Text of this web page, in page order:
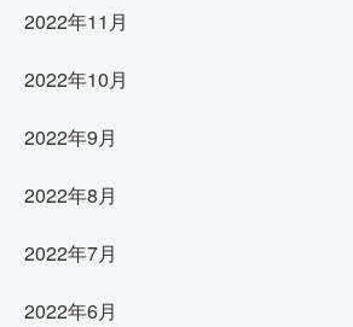
2022年11月
2022年10月
2022年9月
2022年8月
2022年7月
2022年6月